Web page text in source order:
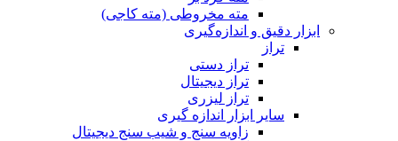
مته مخروطی (مته کاجی)
ابزار دقیق و اندازه‌گیری
تراز
تراز دستی
تراز دیجیتال
تراز لیزری
سایر ابزار اندازه گیری
زاویه سنج و شیب سنج دیجیتال